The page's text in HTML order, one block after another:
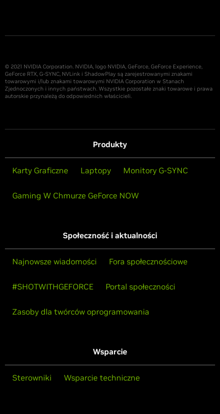
© 2021 NVIDIA Corporation. NVIDIA, logo NVIDIA, GeForce, GeForce Experience,
GeForce RTX, G-SYNC, NVLink i ShadowPlay są zarejestrowanymi znakami
towarowymi i/lub znakami towarowymi NVIDIA Corporation w Stanach
Zjednoczonych i innych państwach. Wszystkie pozostałe znaki towarowe i prawa
autorskie przynależą do odpowiednich właścicieli.
Produkty
Karty Graficzne Laptopy Monitory G-SYNC
Gaming W Chmurze GeForce NOW
Społeczność i aktualności
Najnowsze wiadomości Fora społecznościowe
#SHOTWITHGEFORCE Portal społeczności
Zasoby dla twórców oprogramowania
Wsparcie
Sterowniki Wsparcie techniczne